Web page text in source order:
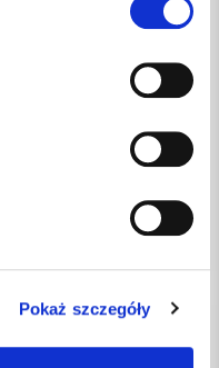
Pokaż szczegóły